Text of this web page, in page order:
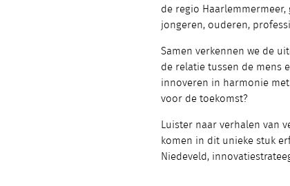
de regio Haarlemmermeer,
jongeren, ouderen,
Samen verkennen we de
de relatie tussen de mens
innoveren in harmonie
voor de toekomst?
Luister naar verhalen van
komen in dit unieke stuk
Niedeveld,